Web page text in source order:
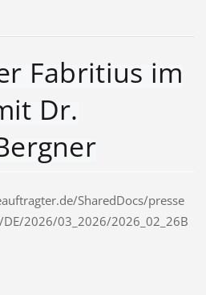
Fabritius im
Dr.
SharedDocs/presse
2026/03_2026/2026_02_26B